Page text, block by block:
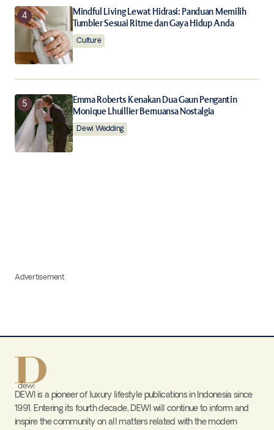
Mindful Living Lewat Hidrasi: Panduan Memilih
Tumbler Sesuai Ritme dan Gaya Hidup Anda
Culture
Emma Roberts Kenakan Dua Gaun Pengantin
Monique Lhuillier Bernuansa Nostalgia
Dewi Wedding
Advertisement
DEWI is a pioneer of luxury lifestyle publications in Indonesia since
1991. Entering its fourth decade, DEWI will continue to inform and
inspire the community on all matters related with the modern